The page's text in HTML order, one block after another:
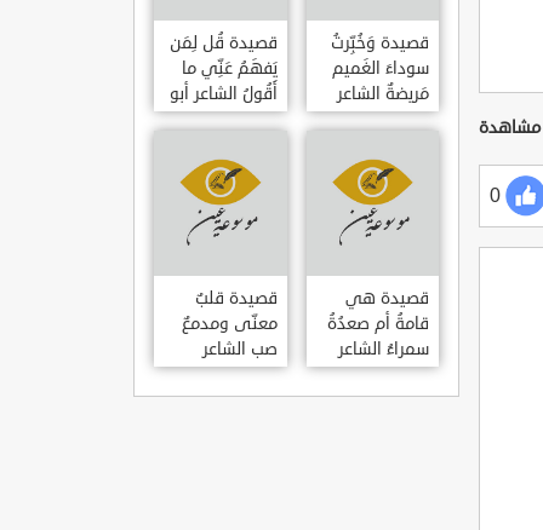
0
قصيدة وَخُبِّرتُ
سوداءَ الغَميم
مَريضةٌ الشاعر
العوام بن عقبة
قصيدة قُل لِمَن
يَفهَمُ عَنِّي ما
أَقُولُ الشاعر أبو
حامد الغزالي
قصيدة هي
قامةُ أم صعدُةُ
سمراءُ الشاعر
سيف الدين
المشد
قصيدة قلبٌ
معنّى ومدمعٌ
صب الشاعر
سيف الدين
المشد